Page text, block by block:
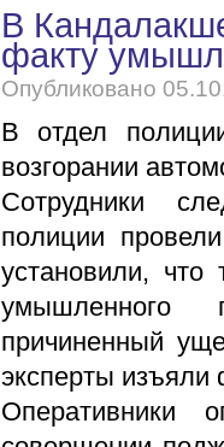
В
факту
Опубликовано
В отдел
возгорании
Сотрудники
полиции
установили, что
умышленного
причиненный
эксперты изъяли
Оперативники